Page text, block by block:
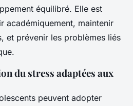
équilibré. Elle est
académiquement, maintenir
et prévenir les problèmes liés
du stress adaptées aux
peuvent adopter